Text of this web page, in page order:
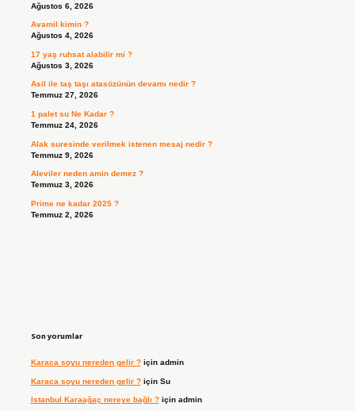
Ağustos 6, 2026
Avamil kimin ?
Ağustos 4, 2026
17 yaş ruhsat alabilir mi ?
Ağustos 3, 2026
Asil ile taş taşı atasözünün devamı nedir ?
Temmuz 27, 2026
1 palet su Ne Kadar ?
Temmuz 24, 2026
Alak suresinde verilmek istenen mesaj nedir ?
Temmuz 9, 2026
Aleviler neden amin demez ?
Temmuz 3, 2026
Prime ne kadar 2025 ?
Temmuz 2, 2026
Son yorumlar
Karaca soyu nereden gelir ?için admin
Karaca soyu nereden gelir ?için Su
Istanbul Karaağaç nereye bağlı ?için admin